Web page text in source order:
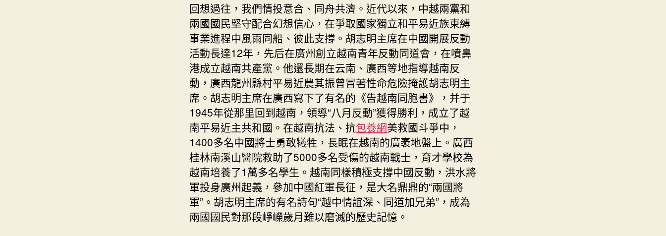
回想過往，我們情投意合、同舟共濟。近代以來，中越兩黨和
兩國國民堅守配合幻想信心，在爭取國家獨立和平易近族束縛
事業進程中風雨同船、彼此支撐。胡志明主席在中國開展反動
活動長達12年，先后在廣州創立越南青年反動同道會，在噴鼻
港成立越南共產黨。他還長期在云南、廣西等地指導越南反
動，廣西龍州縣村平易近農其振曾冒著性命危險掩護胡志明主
席。胡志明主席在廣西寫下了有名的《告越南同胞書》，并于
1945年從那里回到越南，領導“八月反動”獲得勝利，成立了越
南平易近主共和國。在越南抗法、抗包養網美救國斗爭中，
1400多名中國將士勇敢犧牲，長眠在越南的廣袤地盤上。廣西
桂林南溪山醫院救助了5000多名受傷的越南戰士，育才學校為
越南培養了1萬多名學生。越南同樣積極支撐中國反動，洪水將
軍投身廣州起義，參加中國紅軍長征，是大名鼎鼎的“兩國將
軍”。胡志明主席的有名詩句“越中情誼深、同道加兄弟”，成為
兩國國民對那段崢嶸歲月難以磨滅的歷史記憶。